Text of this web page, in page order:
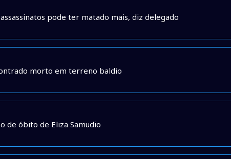
pode ter matado mais, diz delegado
morto em terreno baldio
de óbito de Eliza Samudio